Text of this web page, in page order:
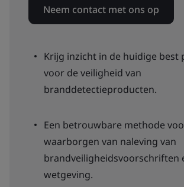
Neem contact met ons op
Krijg inzicht in de huidige best
voor de veiligheid van
branddetectieproducten.
Een betrouwbare methode
waarborgen van naleving van
brandveiligheidsvoorschriften
wetgeving.